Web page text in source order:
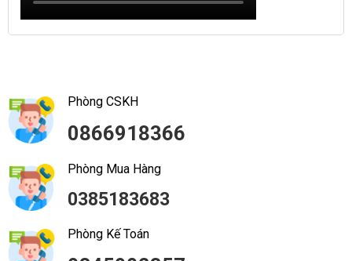
Phòng CSKH
0866918366
Phòng Mua Hàng
0385183683
Phòng Kế Toán